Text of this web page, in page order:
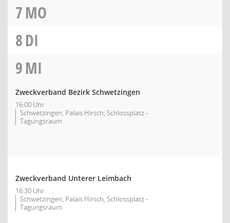
7MO
8DI
9MI
Zweckverband Bezirk Schwetzingen
16:00 Uhr
Schwetzingen, Palais Hirsch, Schlossplatz -
Tagungsraum
Zweckverband Unterer Leimbach
16:30 Uhr
Schwetzingen, Palais Hirsch, Schlossplatz -
Tagungsraum